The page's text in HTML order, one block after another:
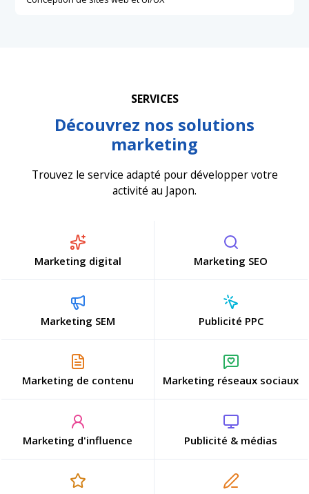
SERVICES
Découvrez nos solutions
marketing
Trouvez le service adapté pour développer votre
activité au Japon.
Marketing digital Marketing SEO
Marketing SEM Publicité PPC
Marketing de contenu Marketing réseaux sociaux
Marketing d'influence Publicité & médias